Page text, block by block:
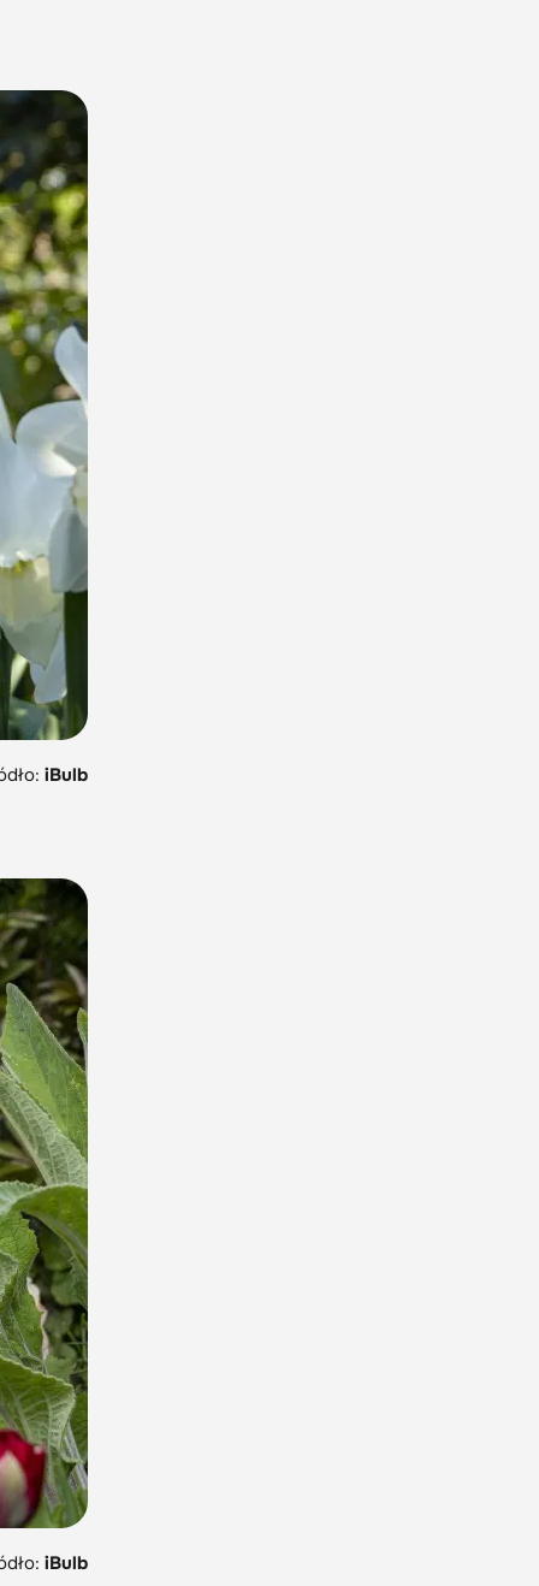
iBulb
iBulb